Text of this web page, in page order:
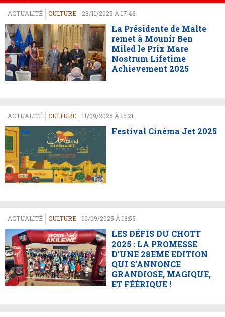
ACTUALITÉ CULTURE 28/11/2025 À 17:46
La Présidente de Malte
remet à Mounir Ben
Miled le Prix Mare
Nostrum Lifetime
Achievement 2025
ACTUALITÉ CULTURE 11/09/2025 À 15:21
Festival Cinéma Jet 2025
ACTUALITÉ CULTURE 10/09/2025 À 13:55
LES DÉFIS DU CHOTT
2025 : LA PROMESSE
D’UNE 28EME EDITION
QUI S’ANNONCE
GRANDIOSE, MAGIQUE,
ET FÉÉRIQUE !